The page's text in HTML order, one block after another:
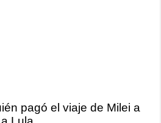
pagó el viaje de Milei a